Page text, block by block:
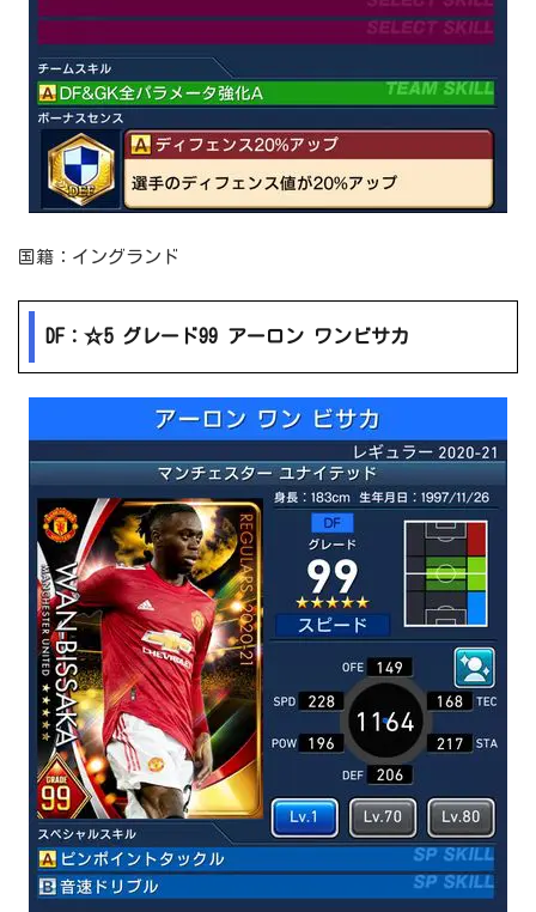
国籍：イングランド
DF：☆5 グレード99 アーロン ワンビサカ